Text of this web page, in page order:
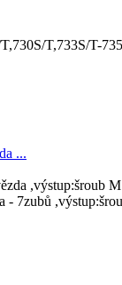
...
- 7zubů